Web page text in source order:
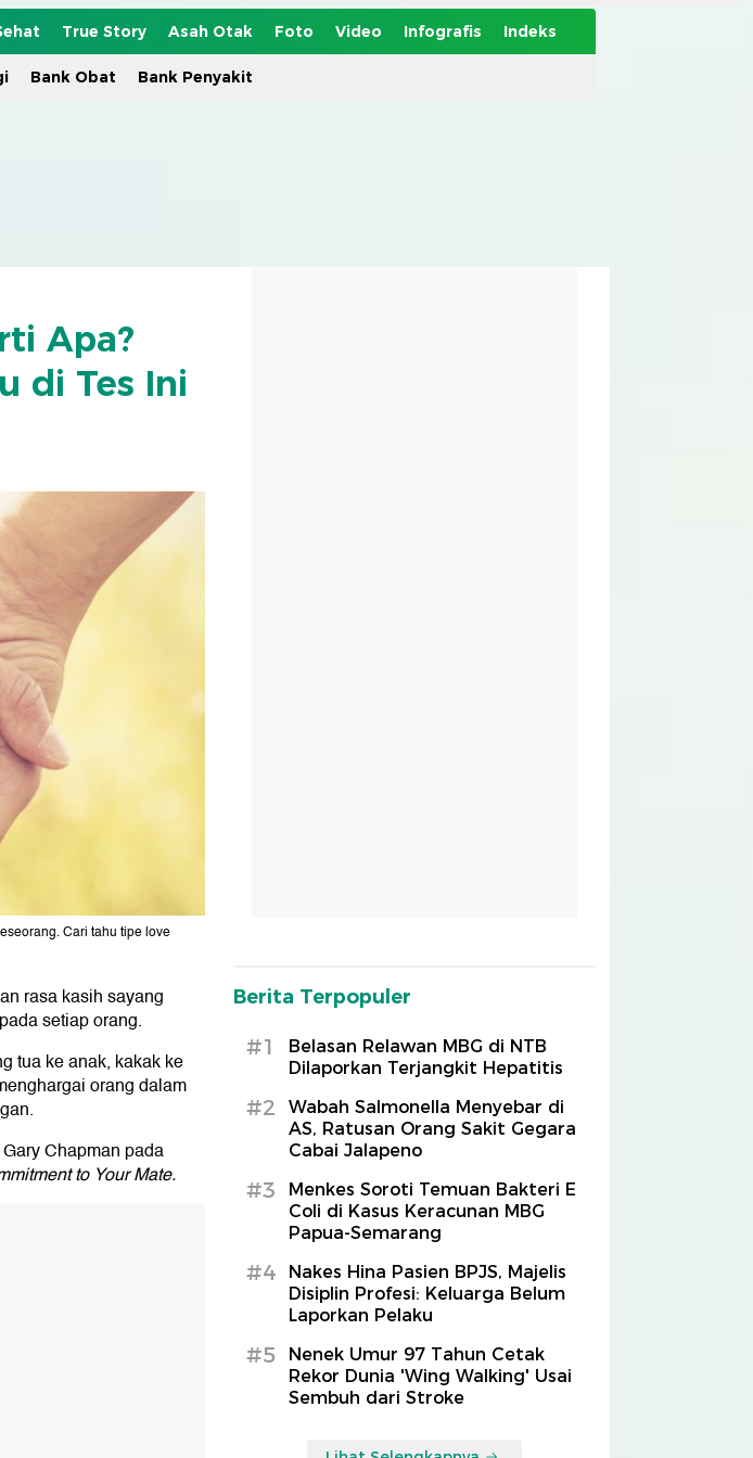
True Story Asah Otak Foto Video Infografis Indeks
Bank Obat Bank Penyakit
Apa?
di Tes Ini
Cari tahu tipe love
rasa kasih sayang
setiap orang.
tua ke anak, kakak ke
orang dalam
Chapman pada
to Your Mate.
Berita Terpopuler
#1
Belasan Relawan MBG di NTB
Dilaporkan Terjangkit Hepatitis
#2
Wabah Salmonella Menyebar di
AS, Ratusan Orang Sakit Gegara
Cabai Jalapeno
#3
Menkes Soroti Temuan Bakteri E
Coli di Kasus Keracunan MBG
Papua-Semarang
#4
Nakes Hina Pasien BPJS, Majelis
Disiplin Profesi: Keluarga Belum
Laporkan Pelaku
#5
Nenek Umur 97 Tahun Cetak
Rekor Dunia 'Wing Walking' Usai
Sembuh dari Stroke